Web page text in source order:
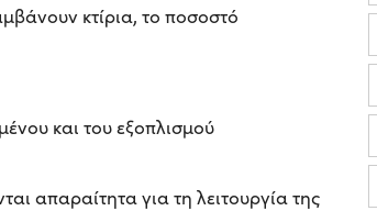
κτίρια, το ποσοστό
και του εξοπλισμού
απαραίτητα για τη λειτουργία της